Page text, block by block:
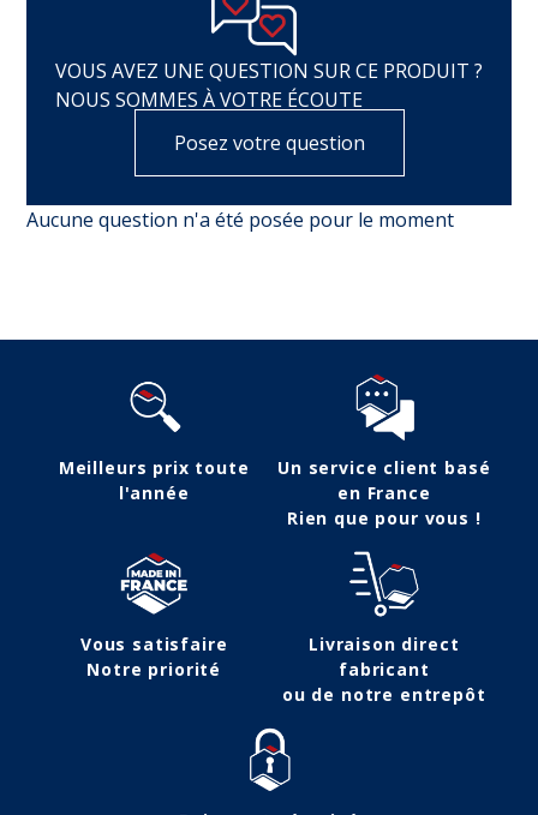
VOUS AVEZ UNE QUESTION SUR CE PRODUIT ?
NOUS SOMMES À VOTRE ÉCOUTE
Posez votre question
Aucune question n'a été posée pour le moment
Meilleurs prix toute
l'année
Un service client basé
en France
Rien que pour vous !
Vous satisfaire
Notre priorité
Livraison direct
fabricant
ou de notre entrepôt